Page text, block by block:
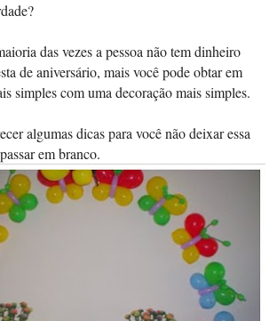
das vezes a pessoa não tem dinheiro
de aniversário, mais você pode obtar em
simples com uma decoração mais simples.
algumas dicas para você não deixar essa
em branco.